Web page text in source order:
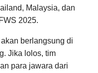
Malaysia, dan
2025.
berlangsung di
Jika lolos, tim
para jawara dari